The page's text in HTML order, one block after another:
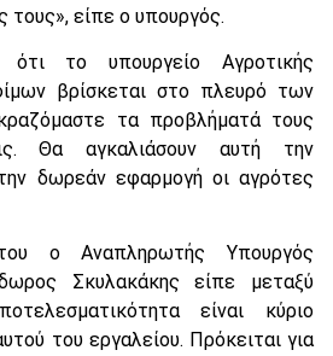
είπε ο υπουργός.
ότι το υπουργείο Αγροτικής
βρίσκεται στο πλευρό των
τα προβλήματά τους
Θα αγκαλιάσουν αυτή την
δωρεάν εφαρμογή οι αγρότες
ο Αναπληρωτής Υπουργός
Σκυλακάκης είπε μεταξύ
είναι κύριο
του εργαλείου. Πρόκειται για